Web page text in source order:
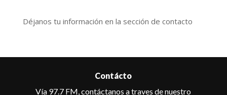
Déjanos tu información en la sección de contacto
Contácto
Vía 97.7 FM, contáctanos a traves de nuestro